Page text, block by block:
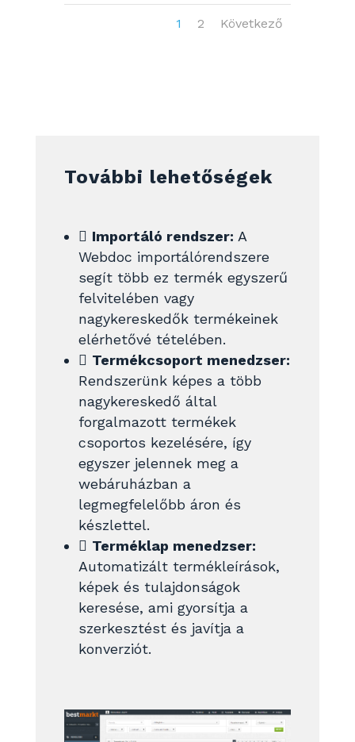
1 2 Következő
További lehetőségek
 Importáló rendszer: A
Webdoc importálórendszere
segít több ez termék egyszerű
felvitelében vagy
nagykereskedők termékeinek
elérhetővé tételében.
 Termékcsoport menedzser:
Rendszerünk képes a több
nagykereskedő által
forgalmazott termékek
csoportos kezelésére, így
egyszer jelennek meg a
webáruházban a
legmegfelelőbb áron és
készlettel.
 Terméklap menedzser:
Automatizált termékleírások,
képek és tulajdonságok
keresése, ami gyorsítja a
szerkesztést és javítja a
konverziót.